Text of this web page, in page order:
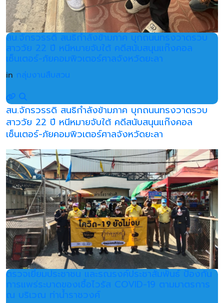
สน.จักรวรรดิ สนธิกำลังข้ามภาค บุกถนนทรงวาดรวบ
สาววัย 22 ปี หนีหมายจับใต้ คดีสนับสนุนแก๊งคอล
เซ็นเตอร์-ภัยคอมพิวเตอร์ศาลจังหวัดยะลา
in กลุ่มงานสืบสวน
สน.จักรวรรดิ สนธิกำลังข้ามภาค บุกถนนทรงวาดรวบ
สาววัย 22 ปี หนีหมายจับใต้ คดีสนับสนุนแก๊งคอล
เซ็นเตอร์-ภัยคอมพิวเตอร์ศาลจังหวัดยะลา
ตรวจเยี่ยมประชาชน และรณรงค์ประชาสัมพันธ์ ป้องกัน
การแพร่ระบาดของเชื้อไวรัส COVID-19 ตามมาตรการ
ณ บริเวณ ท่าน้ำราชวงศ์